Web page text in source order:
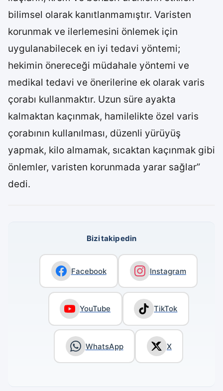
bilimsel olarak kanıtlanmamıştır. Varisten
korunmak ve ilerlemesini önlemek için
uygulanabilecek en iyi tedavi yöntemi;
hekimin önereceği müdahale yöntemi ve
medikal tedavi ve önerilerine ek olarak varis
çorabı kullanmaktır. Uzun süre ayakta
kalmaktan kaçınmak, hamilelikte özel varis
çorabının kullanılması, düzenli yürüyüş
yapmak, kilo almamak, sıcaktan kaçınmak gibi
önlemler, varisten korunmada yarar sağlar”
dedi.
Bizi takip edin
Facebook Instagram
YouTube TikTok
WhatsApp X